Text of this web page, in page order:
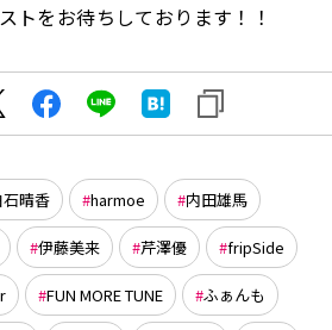
トをお待ちしております！！
石晴香 harmoe 内田雄馬
伊藤美来 芹澤優 fripSide
FUN MORE TUNE ふぁんも